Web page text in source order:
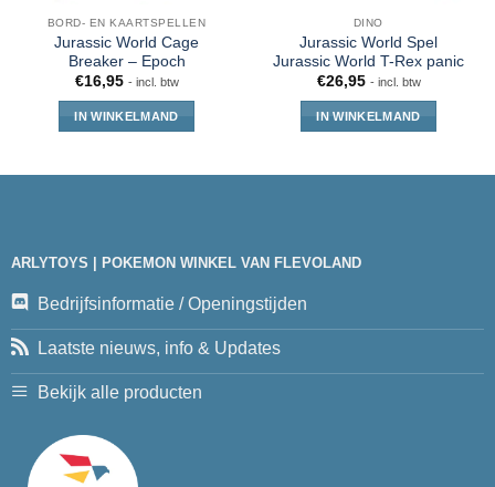
BORD- EN KAARTSPELLEN
Jurassic World Cage
Breaker – Epoch
€16,95 - incl. btw
IN WINKELMAND
DINO
Jurassic World Spel
Jurassic World T-Rex panic
€26,95 - incl. btw
IN WINKELMAND
ARLYTOYS | POKEMON WINKEL VAN FLEVOLAND
Bedrijfsinformatie / Openingstijden
Laatste nieuws, info & Updates
Bekijk alle producten